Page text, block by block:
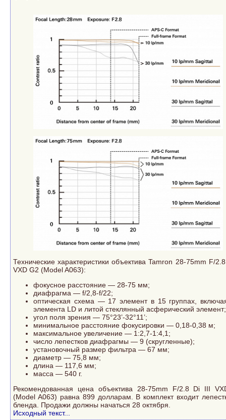
Технические характеристики объектива Tamron 28-75mm F/
VXD G2 (Model A063):
фокусное расстояние — 28-75 мм;
диафрагма — f/2,8-f/22;
оптическая схема — 17 элемент в 15 группах,
элемента LD и литой стеклянный асферический элемент;
угол поля зрения — 75°23’-32°11’;
минимальное расстояние фокусировки — 0,18-0,38 м;
максимальное увеличение — 1:2,7-1:4,1;
число лепестков диафрагмы — 9 (скругленные);
установочный размер фильтра — 67 мм;
диаметр — 75,8 мм;
длина — 117,6 мм;
масса — 540 г.
Рекомендованная цена объектива 28-75mm F/2.8 Di III
(Model A063) равна 899 долларам. В комплект входит
бленда. Продажи должны начаться 28 октября.
Исходный текст...